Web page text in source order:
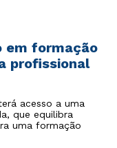
em formação
profissional
acesso a uma
que equilibra
uma formação